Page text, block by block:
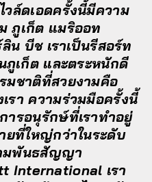
ล์ดเอดครั้งนี้มีความ
ภูเก็ต แมริออท
น บีช เราเป็นรีสอร์ท
ภูเก็ต และตระหนักดี
มชาติที่สวยงามคือ
รา ความร่วมมือครั้งนี้
ารอนุรักษ์ที่เราทำอยู่
ยที่ใหญ่กว่าในระดับ
มพันธสัญญา
International เรา